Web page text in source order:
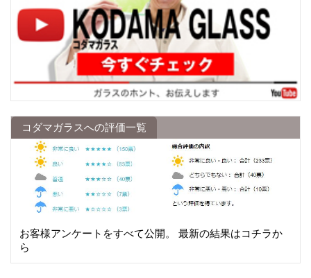
コダマガラスへの評価一覧
お客様アンケートをすべて公開。 最新の結果はコチラか
ら